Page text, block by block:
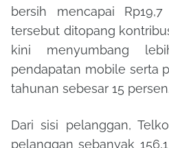
bersih mencapai
tersebut ditopang
kini menyumbang
pendapatan mobile serta
tahunan sebesar 15
Dari sisi pelanggan,
pelanggan sebanyak